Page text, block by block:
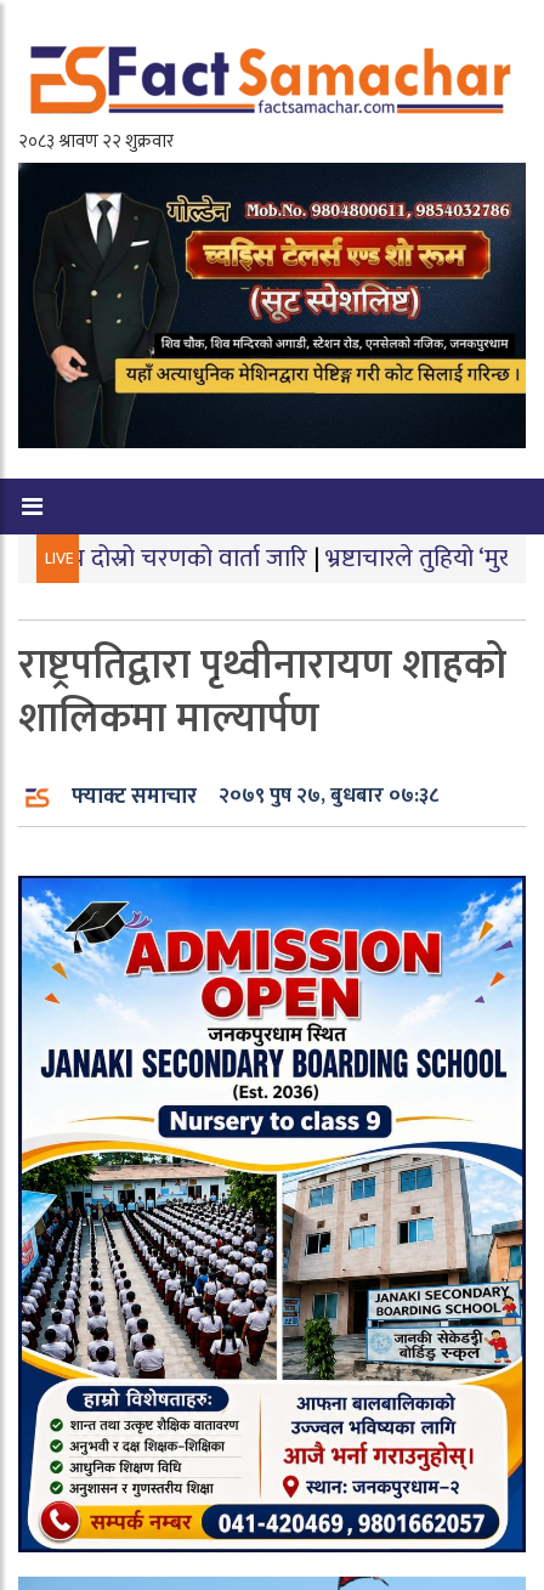
LIVEवार्ता जारि|भ्रष्टाचारले तुहियो ‘मुख्यमन्त्री बेटी
राष्ट्रपतिद्वारा पृथ्वीनारायण शाहको
शालिकमा माल्यार्पण
फ्याक्ट समाचार २०७९ पुष २७, बुधबार ०७:३८